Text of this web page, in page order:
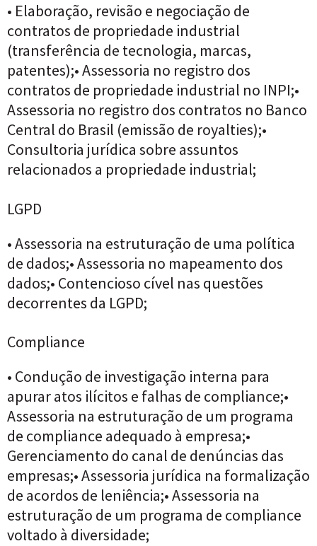
• Elaboração, revisão e negociação de
contratos de propriedade industrial
(transferência de tecnologia, marcas,
patentes);• Assessoria no registro dos
contratos de propriedade industrial no INPI;•
Assessoria no registro dos contratos no Banco
Central do Brasil (emissão de royalties);•
Consultoria jurídica sobre assuntos
relacionados a propriedade industrial;
LGPD
• Assessoria na estruturação de uma política
de dados;• Assessoria no mapeamento dos
dados;• Contencioso cível nas questões
decorrentes da LGPD;
Compliance
• Condução de investigação interna para
apurar atos ilícitos e falhas de compliance;•
Assessoria na estruturação de um programa
de compliance adequado à empresa;•
Gerenciamento do canal de denúncias das
empresas;• Assessoria jurídica na formalização
de acordos de leniência;• Assessoria na
estruturação de um programa de compliance
voltado à diversidade;